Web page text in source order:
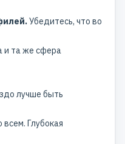
Убедитесь, что во
и та же сфера
лучше быть
Глубокая